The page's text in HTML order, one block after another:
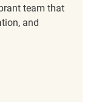
team that
and